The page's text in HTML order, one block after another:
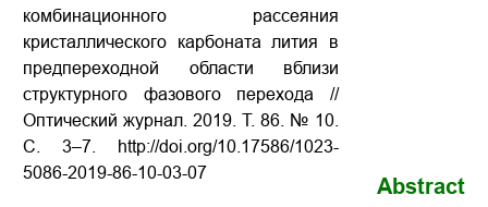
комбинационного рассеяния
кристаллического карбоната лития в
предпереходной области вблизи
структурного фазового перехода //
Оптический журнал. 2019. Т. 86. № 10.
С. 3–7. http://doi.org/10.17586/1023-
5086-2019-86-10-03-07
Abstract